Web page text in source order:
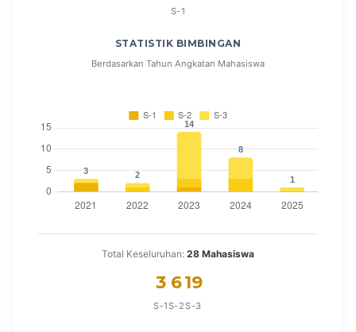
S-1
STATISTIK BIMBINGAN
Berdasarkan Tahun Angkatan Mahasiswa
Total Keseluruhan: 28 Mahasiswa
3
S-1
6
S-2
19
S-3